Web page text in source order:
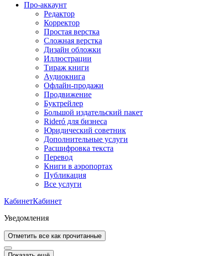
Про-аккаунт
Редактор
Корректор
Простая верстка
Сложная верстка
Дизайн обложки
Иллюстрации
Тираж книги
Аудиокнига
Офлайн-продажи
Продвижение
Буктрейлер
Большой издательский пакет
Rideró для бизнеса
Юридический советник
Дополнительные услуги
Расшифровка текста
Перевод
Книги в аэропортах
Публикация
Все услуги
КабинетКабинет
Уведомления
Отметить все как прочитанные